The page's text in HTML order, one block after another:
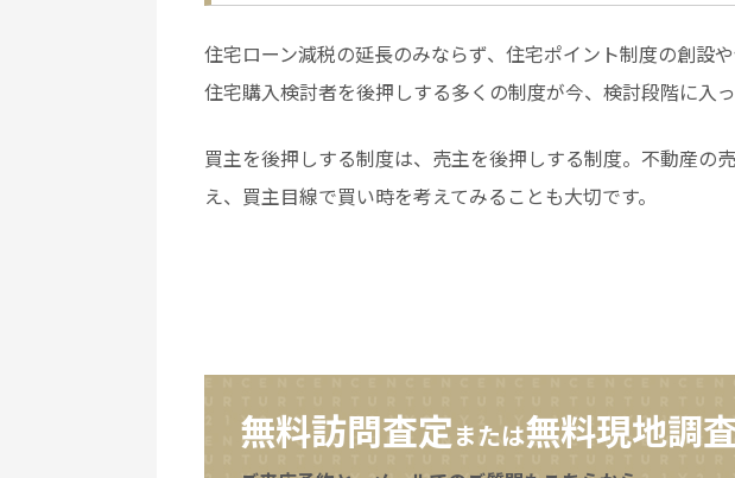
住宅ローン減税の延長のみならず、住宅ポイント制度の創設
住宅購入検討者を後押しする多くの制度が今、検討段階に入っ
買主を後押しする制度は、売主を後押しする制度。不動産の
え、買主目線で買い時を考えてみることも大切です。
無料訪問査定または無料現地調